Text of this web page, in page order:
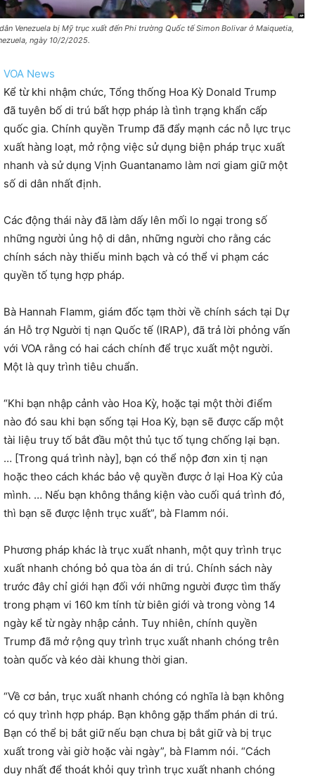
Venezuela bị Mỹ trục xuất đến Phi trường Quốc tế Simon Bolivar ở Maiquetia,
ngày 10/2/2025.
VOA News
Kể từ khi nhậm chức, Tổng thống Hoa Kỳ Donald Trump
đã tuyên bố di trú bất hợp pháp là tình trạng khẩn cấp
quốc gia. Chính quyền Trump đã đẩy mạnh các nỗ lực trục
xuất hàng loạt, mở rộng việc sử dụng biện pháp trục xuất
nhanh và sử dụng Vịnh Guantanamo làm nơi giam giữ một
số di dân nhất định.
Các động thái này đã làm dấy lên mối lo ngại trong số
những người ủng hộ di dân, những người cho rằng các
chính sách này thiếu minh bạch và có thể vi phạm các
quyền tố tụng hợp pháp.
Bà Hannah Flamm, giám đốc tạm thời về chính sách tại Dự
án Hỗ trợ Người tị nạn Quốc tế (IRAP), đã trả lời phỏng vấn
với VOA rằng có hai cách chính để trục xuất một người.
Một là quy trình tiêu chuẩn.
“Khi bạn nhập cảnh vào Hoa Kỳ, hoặc tại một thời điểm
nào đó sau khi bạn sống tại Hoa Kỳ, bạn sẽ được cấp một
tài liệu truy tố bắt đầu một thủ tục tố tụng chống lại bạn.
… [Trong quá trình này], bạn có thể nộp đơn xin tị nạn
hoặc theo cách khác bảo vệ quyền được ở lại Hoa Kỳ của
mình. … Nếu bạn không thắng kiện vào cuối quá trình đó,
thì bạn sẽ được lệnh trục xuất”, bà Flamm nói.
Phương pháp khác là trục xuất nhanh, một quy trình trục
xuất nhanh chóng bỏ qua tòa án di trú. Chính sách này
trước đây chỉ giới hạn đối với những người được tìm thấy
trong phạm vi 160 km tính từ biên giới và trong vòng 14
ngày kể từ ngày nhập cảnh. Tuy nhiên, chính quyền
Trump đã mở rộng quy trình trục xuất nhanh chóng trên
toàn quốc và kéo dài khung thời gian.
“Về cơ bản, trục xuất nhanh chóng có nghĩa là bạn không
có quy trình hợp pháp. Bạn không gặp thẩm phán di trú.
Bạn có thể bị bắt giữ nếu bạn chưa bị bắt giữ và bị trục
xuất trong vài giờ hoặc vài ngày”, bà Flamm nói. “Cách
duy nhất để thoát khỏi quy trình trục xuất nhanh chóng